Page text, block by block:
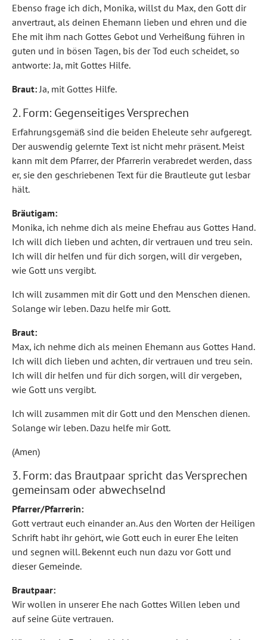
Ebenso frage ich dich, Monika, willst du Max, den Gott dir
anvertraut, als deinen Ehemann lieben und ehren und die
Ehe mit ihm nach Gottes Gebot und Verheißung führen in
guten und in bösen Tagen, bis der Tod euch scheidet, so
antworte: Ja, mit Gottes Hilfe.
Braut:Ja, mit Gottes Hilfe.
2. Form: Gegenseitiges Versprechen
Erfahrungsgemäß sind die beiden Eheleute sehr aufgeregt.
Der auswendig gelernte Text ist nicht mehr präsent. Meist
kann mit dem Pfarrer, der Pfarrerin verabredet werden, dass
er, sie den geschriebenen Text für die Brautleute gut lesbar
hält.
Bräutigam:
Monika, ich nehme dich als meine Ehefrau aus Gottes Hand.
Ich will dich lieben und achten, dir vertrauen und treu sein.
Ich will dir helfen und für dich sorgen, will dir vergeben,
wie Gott uns vergibt.
Ich will zusammen mit dir Gott und den Menschen dienen.
Solange wir leben. Dazu helfe mir Gott.
Braut:
Max, ich nehme dich als meinen Ehemann aus Gottes Hand.
Ich will dich lieben und achten, dir vertrauen und treu sein.
Ich will dir helfen und für dich sorgen, will dir vergeben,
wie Gott uns vergibt.
Ich will zusammen mit dir Gott und den Menschen dienen.
Solange wir leben. Dazu helfe mir Gott.
(Amen)
3. Form: das Brautpaar spricht das Versprechen
gemeinsam oder abwechselnd
Pfarrer/Pfarrerin:
Gott vertraut euch einander an. Aus den Worten der Heiligen
Schrift habt ihr gehört, wie Gott euch in eurer Ehe leiten
und segnen will. Bekennt euch nun dazu vor Gott und
dieser Gemeinde.
Brautpaar:
Wir wollen in unserer Ehe nach Gottes Willen leben und
auf seine Güte vertrauen.